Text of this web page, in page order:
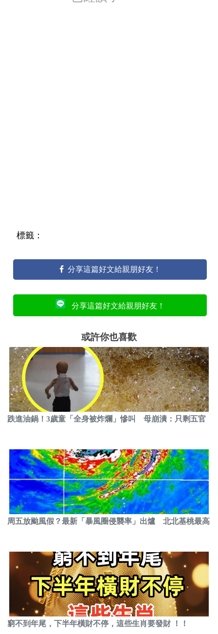
標籤：
分享這篇好文給親朋好友！
分享這篇好文給親朋好友！
或許你也喜歡
跌進油鍋！3歲童「全身被炸爛」慘叫 母崩潰：只剩五官
周五放颱風假？最新「暴風圈侵襲率」出爐 北北基桃最高
窮不到年尾，下半年橫財不停，這些生肖要發財 ！！